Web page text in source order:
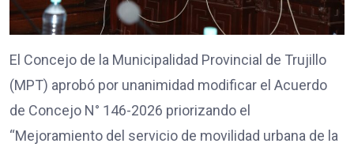
El Concejo de la Municipalidad Provincial de Trujillo
(MPT) aprobó por unanimidad modificar el Acuerdo
de Concejo N° 146-2026 priorizando el
“Mejoramiento del servicio de movilidad urbana de la